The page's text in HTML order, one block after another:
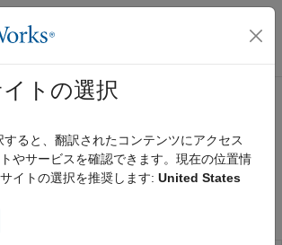
バス ナビゲーション メ
のホーム
MMSE-based equalization
functions to recover transmitted signals.
トの選択
ると、翻訳されたコンテンツにアクセス
やサービスを確認できます。現在の位置情
イトの選択を推奨します: United States